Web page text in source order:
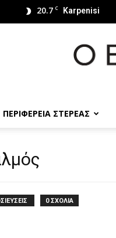
20.7 C Karpenisi
ΠΕΡΙΦΕΡΕΙΑ ΣΤΕΡΕΑΣ
0 ΣΧΟΛΙΑ